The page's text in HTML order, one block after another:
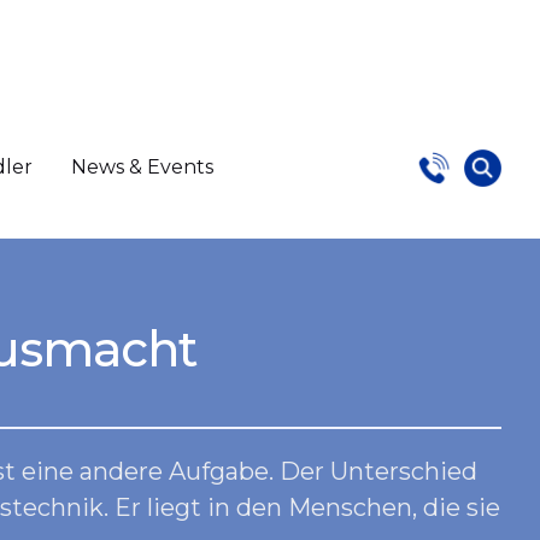
News & Events
eine andere Aufgabe. Der Unterschied
Er liegt in den Menschen, die sie